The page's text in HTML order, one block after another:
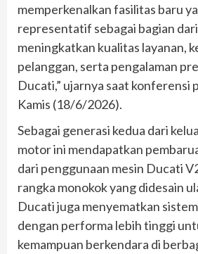
memperkenalkan fasilitas baru
representatif sebagai bagian
meningkatkan kualitas layanan,
pelanggan, serta pengalaman
Ducati,” ujarnya saat konferensi
Kamis (18/6/2026).
Sebagai generasi kedua dari
motor ini mendapatkan
dari penggunaan mesin Ducati
rangka monokok yang didesain
Ducati juga menyematkan
dengan performa lebih tinggi
kemampuan berkendara di